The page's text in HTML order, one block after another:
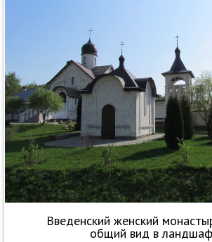
Введенский женский
общий вид в